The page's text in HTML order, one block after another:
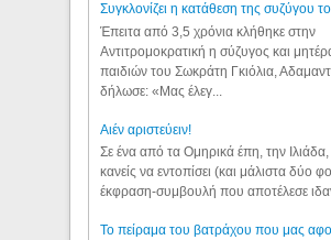
Συγκλονίζει η κατάθεση της συζύγου
Έπειτα από 3,5 χρόνια κλήθηκε στην
Αντιτρομοκρατική η σύζυγος και
παιδιών του Σωκράτη Γκιόλια,
δήλωσε: «Μας έλεγ...
Aιέν αριστεύειν!
Σε ένα από τα Ομηρικά έπη, την Ιλιάδα,
κανείς να εντοπίσει (και μάλιστα δύο
έκφραση-συμβουλή που αποτέλεσε
Το πείραμα του βατράχου που μας